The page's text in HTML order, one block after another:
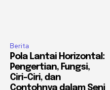
Berita
Pola Lantai Horizontal:
Pengertian, Fungsi,
Ciri-Ciri, dan